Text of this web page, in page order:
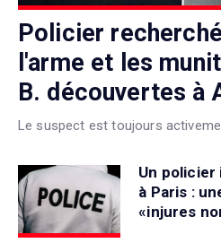
Policier
l'arme et les
B. découvertes à
Le suspect est toujours
Un policier
à Paris :
«injures